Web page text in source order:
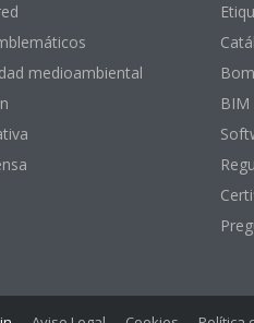
medioambiental
BIM